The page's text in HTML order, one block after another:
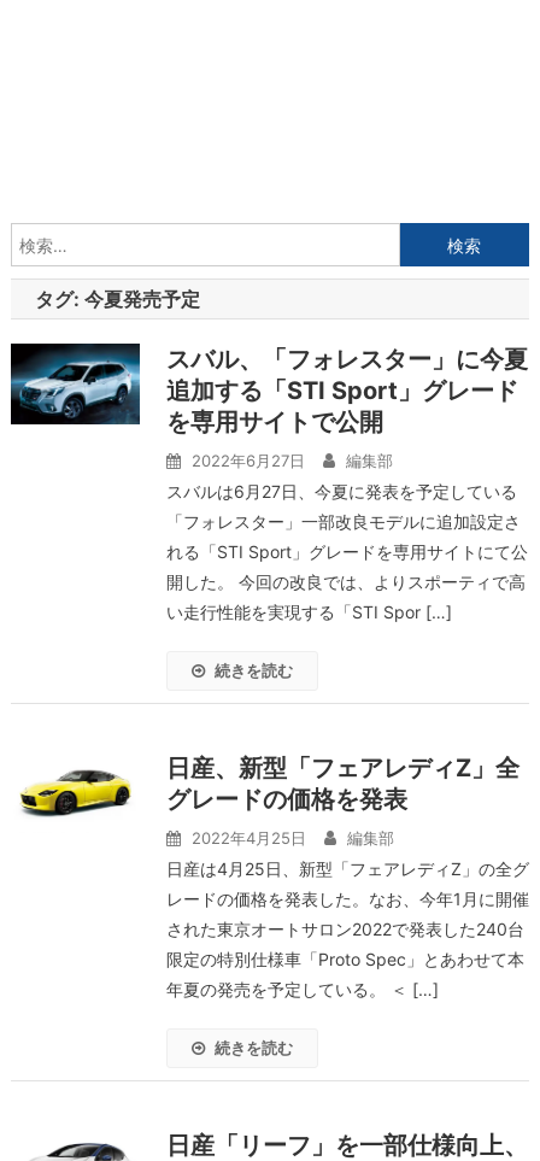
索:
タグ: 今夏発売予定
スバル、「フォレスター」に今夏
追加する「STI Sport」グレード
を専用サイトで公開
2022年6月27日 編集部
スバルは6月27日、今夏に発表を予定している
「フォレスター」一部改良モデルに追加設定さ
れる「STI Sport」グレードを専用サイトにて公
開した。 今回の改良では、よりスポーティで高
い走行性能を実現する「STI Spor […]
続きを読む
日産、新型「フェアレディZ」全
グレードの価格を発表
2022年4月25日 編集部
日産は4月25日、新型「フェアレディZ」の全グ
レードの価格を発表した。なお、今年1月に開催
された東京オートサロン2022で発表した240台
限定の特別仕様車「Proto Spec」とあわせて本
年夏の発売を予定している。 ＜ […]
続きを読む
日産「リーフ」を一部仕様向上、